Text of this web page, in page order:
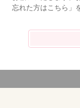
忘れた方はこちら」